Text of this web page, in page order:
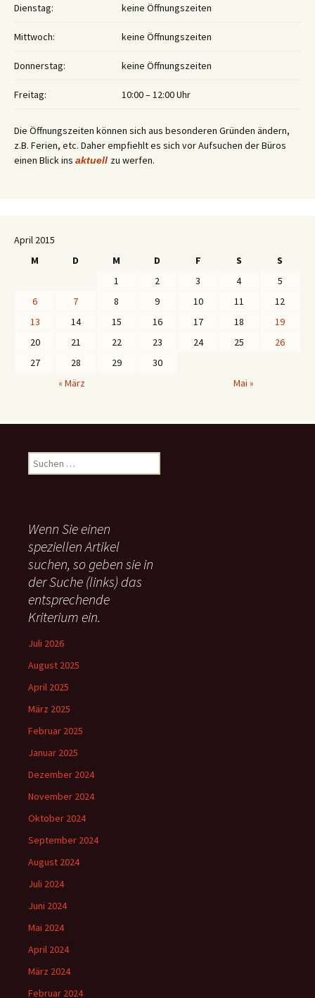
Dienstag: keine Öffnungszeiten
Mittwoch: keine Öffnungszeiten
Donnerstag: keine Öffnungszeiten
Freitag: 10:00 – 12:00 Uhr
Die Öffnungszeiten können sich aus besonderen Gründen ändern,
z.B. Ferien, etc. Daher empfiehlt es sich vor Aufsuchen der Büros
einen Blick ins aktuell zu werfen.
April 2015
M
D M D F S
S
1
2 3 4
5
6
7 8 9 10 11
12
13
14 15 16 17 18
19
20
21 22 23 24 25
26
27
28 29
30
« März
Mai »
u
n
n
a
c
:
Wenn Sie einen
speziellen Artikel
suchen, so geben sie in
der Suche (links) das
entsprechende
Kriterium ein.
Juli 2026
August 2025
April 2025
März 2025
Februar 2025
Januar 2025
Dezember 2024
November 2024
Oktober 2024
September 2024
August 2024
Juli 2024
Juni 2024
Mai 2024
April 2024
März 2024
Februar 2024